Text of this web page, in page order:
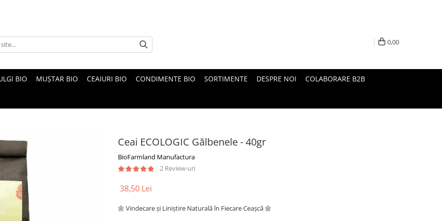
0,00
BIO MUȘTAR BIO CEAIURI BIO CONDIMENTE BIO SORTIMENTE DESPRE NOI COLABORARE B2B
Ceai ECOLOGIC Gălbenele - 40gr
BioFarmland Manufactura
2 Review-uri
38,50 Lei
🌼 Vindecare și Liniștire Naturală în Fiecare Ceașcă 🌼